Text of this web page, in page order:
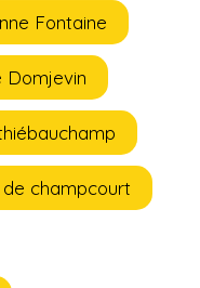
Fontaine
Domjevin
champcourt